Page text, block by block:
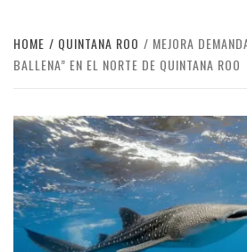
HOME QUINTANA ROO
MEJORA
BALLENA” EN EL NORTE DE QUINTANA ROO